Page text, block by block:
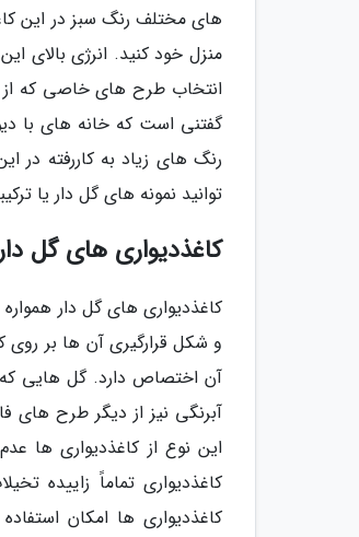
های مختلف رنگ سبز در این
منزل خود کنید. انرژی بالای
انتخاب طرح های خاصی که از
گفتنی است که خانه های با
رنگ های زیاد به کاررفته
توانید نمونه های گل دار یا
کاغذدیواری های گل
کاغذدیواری های گل دار
و شکل قرارگیری آن ها بر
آن اختصاص دارد. گل هایی که
آبرنگی نیز از دیگر طرح های
این نوع از کاغذدیواری ها
کاغذدیواری تماماً زاییده
کاغذدیواری ها امکان